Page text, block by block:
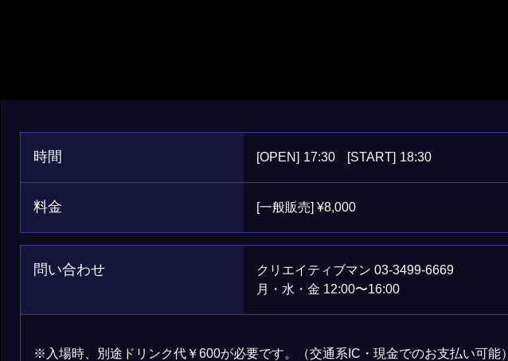
時間 [OPEN] 17:30 [START] 18:30
料金 [一般販売] ¥8,000
問い合わせ
クリエイティブマン 03-3499-6669
月・水・金 12:00〜16:00
※入場時、別途ドリンク代￥600が必要です。（交通系IC・現金でのお支払い可能）